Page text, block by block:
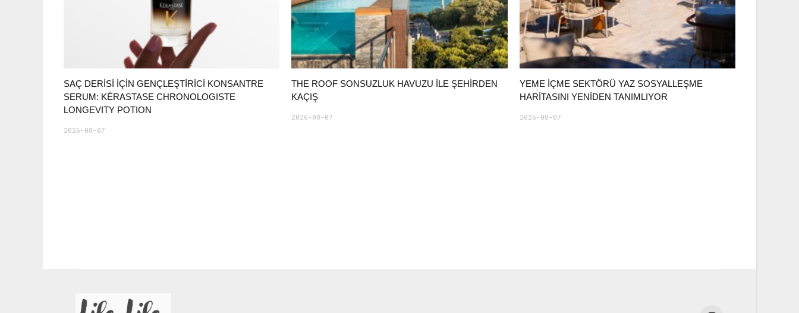
SAÇ DERİSİ İÇİN GENÇLEŞTİRİCİ KONSANTRE
SERUM: KÉRASTASE CHRONOLOGISTE
LONGEVITY POTION
2026-08-07
THE ROOF SONSUZLUK HAVUZU ILE ŞEHIRDEN
KAÇIŞ
2026-08-07
YEME İÇME SEKTÖRÜ YAZ SOSYALLEŞME
HARITASINI YENIDEN TANIMLIYOR
2026-08-07